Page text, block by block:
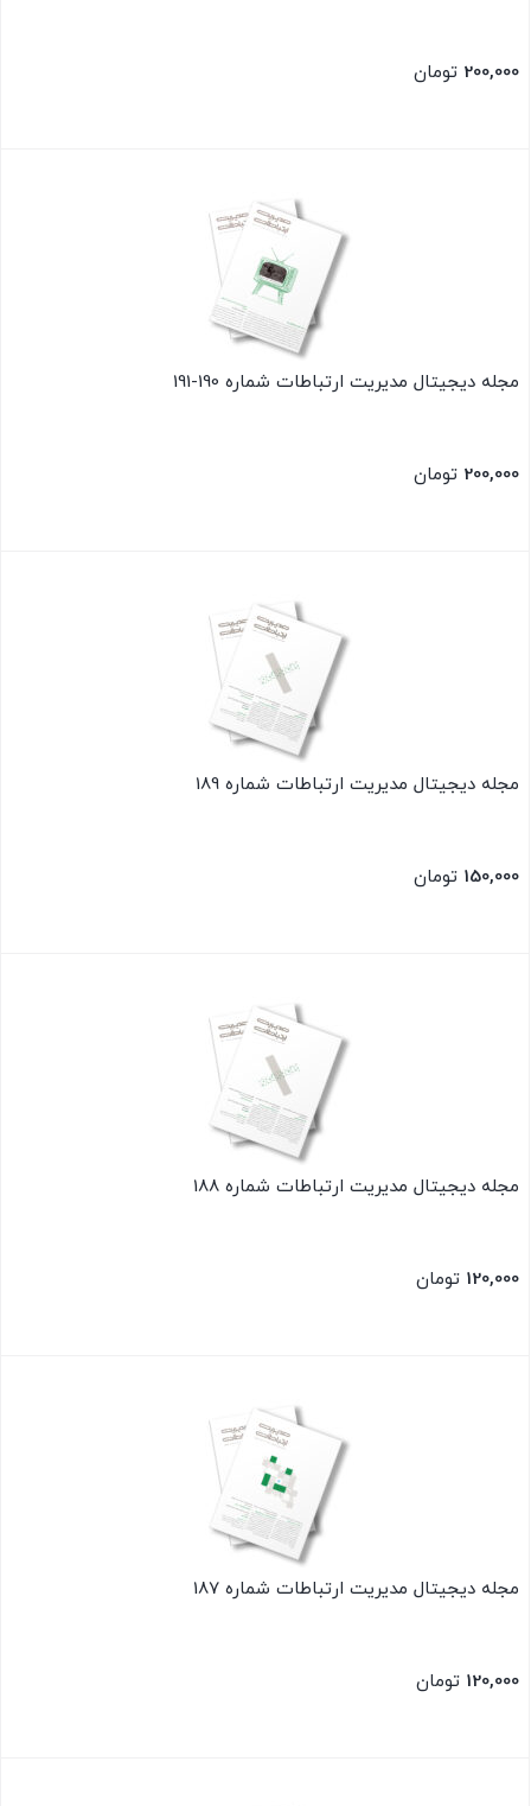
200,000 تومان
مجله دیجیتال مدیریت ارتباطات شماره 190-191
200,000 تومان
مجله دیجیتال مدیریت ارتباطات شماره 189
150,000 تومان
مجله دیجیتال مدیریت ارتباطات شماره 188
120,000 تومان
مجله دیجیتال مدیریت ارتباطات شماره 187
120,000 تومان